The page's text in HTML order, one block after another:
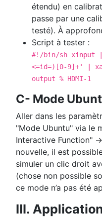
étendu) en
passe par une
testé). À
Script à tester :
#!/bin/sh xinput |
<=id=)[0-9]+' |
output % HDMI-1
C- Mode
Aller dans les
"Mode Ubuntu" via le
Interactive Function"
nouvelle, il est
simuler un clic droit
(chose non possible
ce mode n’a pas été
III.